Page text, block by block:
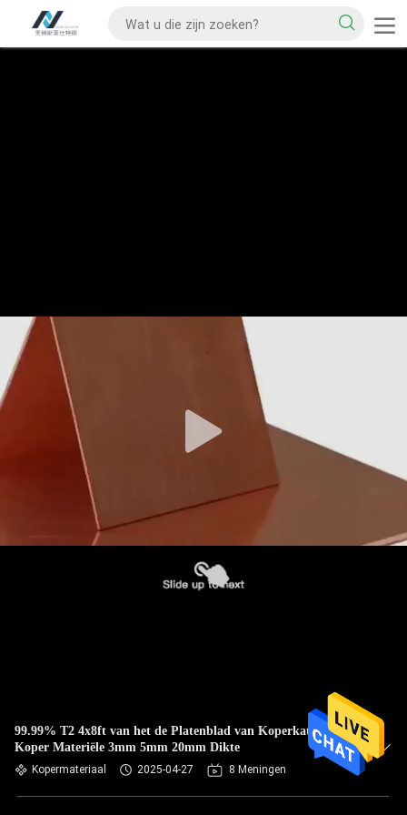
99.99% T2 4x8ft van het de Platenblad van Koperkathoden
Koper Materiële 3mm 5mm 20mm Dikte
Kopermateriaal 2025-04-27 8 Meningen